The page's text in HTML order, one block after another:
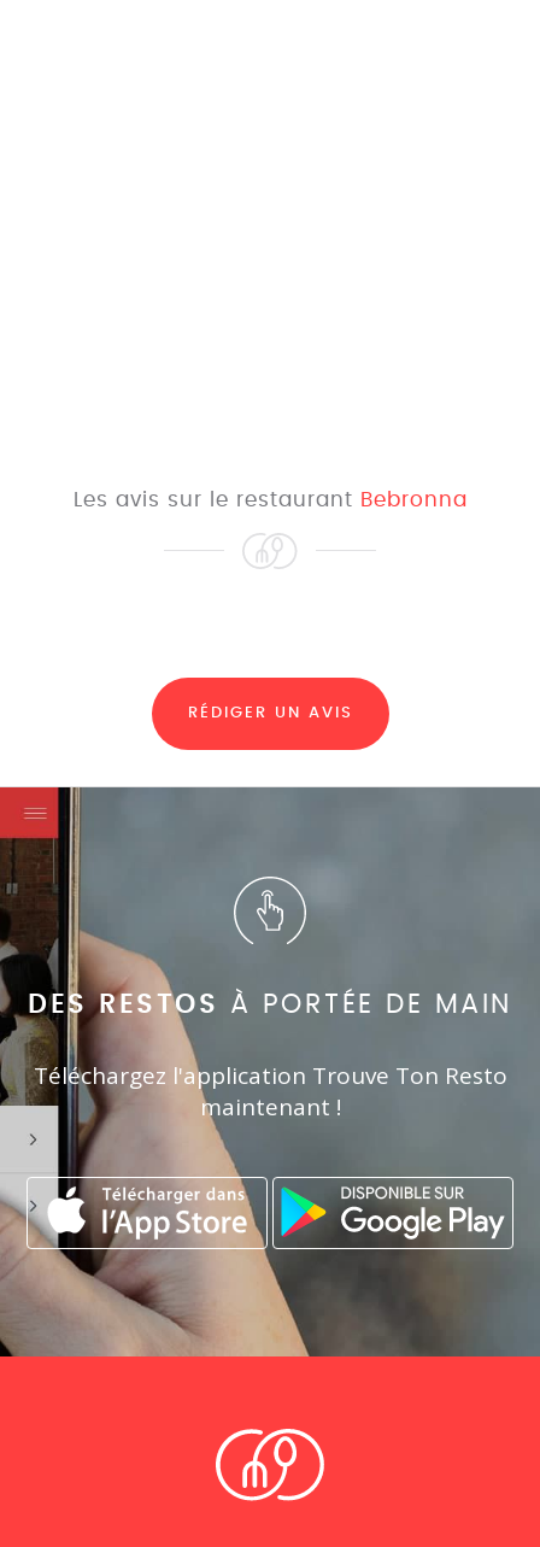
Les avis sur le restaurant Bebronna
RÉDIGER UN AVIS
DES RESTOS À PORTÉE DE MAIN
Téléchargez l'application Trouve Ton Resto
maintenant !